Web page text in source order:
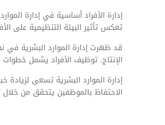
إدارة الأفراد أساسية في إدارة
تعكس تأثير البيئة التنظيمية على
قد ظهرت إدارة الموارد البشرية في
الإنتاج. توظيف الأفراد يشمل
إدارة الموارد البشرية تسعى لزيادة
الاحتفاظ بالموظفين يتحقق من خلال